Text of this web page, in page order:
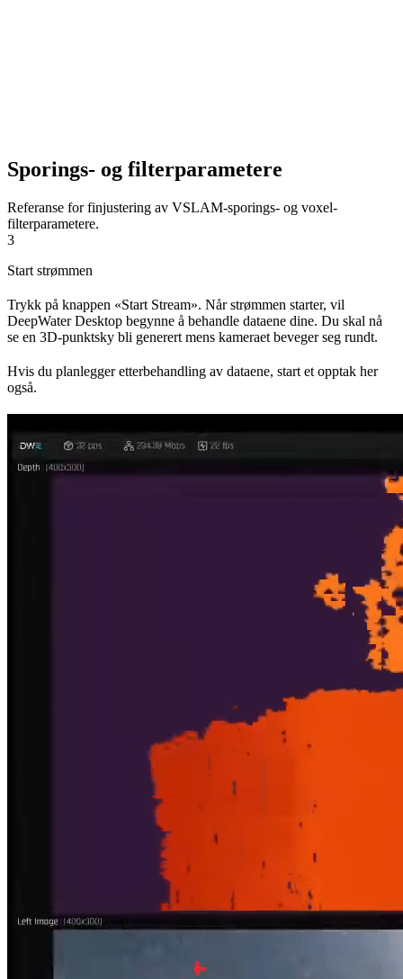
Sporings- og filterparametere
Referanse for finjustering av VSLAM-sporings- og voxel-
filterparametere.
3
Start strømmen
Trykk på knappen «Start Stream». Når strømmen starter, vil
DeepWater Desktop begynne å behandle dataene dine. Du skal nå
se en 3D-punktsky bli generert mens kameraet beveger seg rundt.
Hvis du planlegger etterbehandling av dataene, start et opptak her
også.